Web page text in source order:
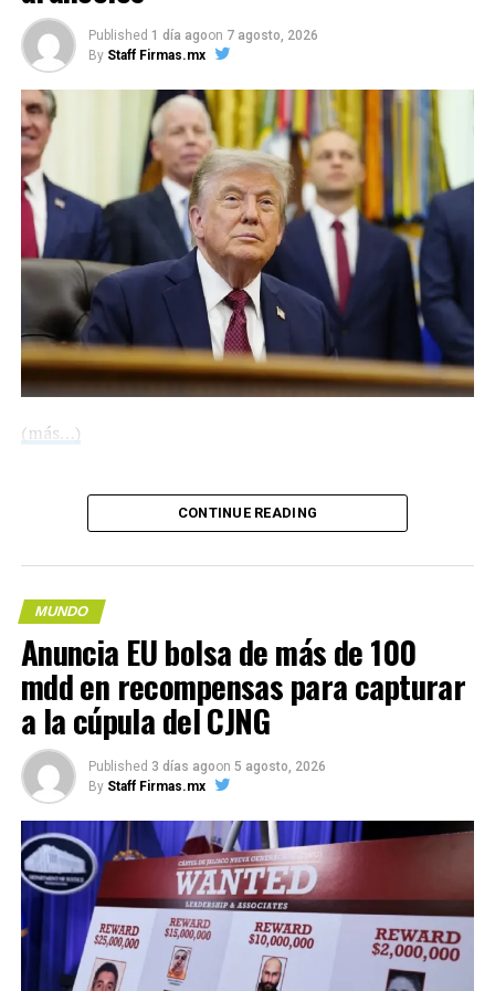
estable durante tanto
tiempo cerca de un agujero
negro”, expresó Alessia
Franchini, de la Universidad
de Milán y coautora del
estudio.
La señal procede de un
lugar muy cercano al
horizonte de eventos del
agujero negro, el punto
más allá del cual no es
porque la gravedad es tan
fuerte que ni siquiera la luz
puede escapar”, destaco el
astrónomo.
Compártelo:
Published 1 día agoon 7 agosto, 2026
By Staff Firmas.mx
(más…)
Me gusta esto:
COMPARTE ESTA INFORMACIÓN
CONTINUE READING
MUNDO
Anuncia EU bolsa de más de 100
mdd en recompensas para capturar
a la cúpula del CJNG
Published 3 días agoon 5 agosto, 2026
By Staff Firmas.mx